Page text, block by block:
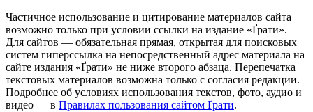
Частичное использование и цитирование материалов сайта
возможно только при условии ссылки на издание «Ґрати».
Для сайтов — обязательная прямая, открытая для поисковых
систем гиперссылка на непосредственный адрес материала на
сайте издания «Ґрати» не ниже второго абзаца. Перепечатка
текстовых материалов возможна только с согласия редакции.
Подробнее об условиях использования текстов, фото, аудио и
видео — в Правилах пользования сайтом Ґрати.